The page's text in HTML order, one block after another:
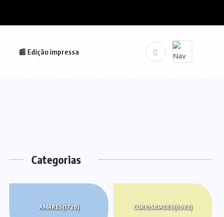
📰 Edição impressa
Categorias
AMARES(1728) CURIOSIDADES(6982)